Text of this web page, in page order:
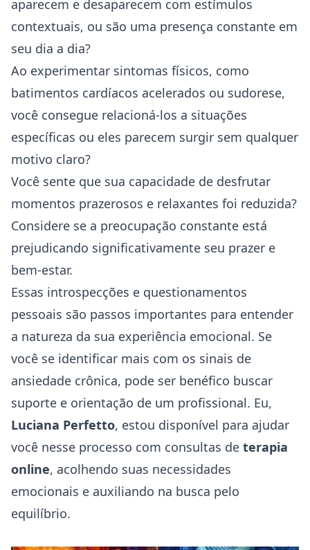
aparecem e desaparecem com estímulos
contextuais, ou são uma presença constante em
seu dia a dia?
Ao experimentar sintomas físicos, como
batimentos cardíacos acelerados ou sudorese,
você consegue relacioná-los a situações
específicas ou eles parecem surgir sem qualquer
motivo claro?
Você sente que sua capacidade de desfrutar
momentos prazerosos e relaxantes foi reduzida?
Considere se a preocupação constante está
prejudicando significativamente seu prazer e
bem-estar.
Essas introspecções e questionamentos
pessoais são passos importantes para entender
a natureza da sua experiência emocional. Se
você se identificar mais com os sinais de
ansiedade crônica, pode ser benéfico buscar
suporte e orientação de um profissional. Eu,
Luciana Perfetto, estou disponível para ajudar
você nesse processo com consultas de terapia
online, acolhendo suas necessidades
emocionais e auxiliando na busca pelo
equilíbrio.